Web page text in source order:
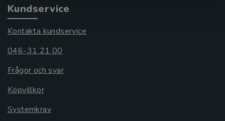
Kundservice
Kontakta kundservice
046-31 21 00
Frågor och svar
Köpvillkor
Systemkrav